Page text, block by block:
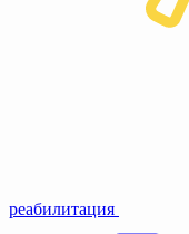
реабилитация